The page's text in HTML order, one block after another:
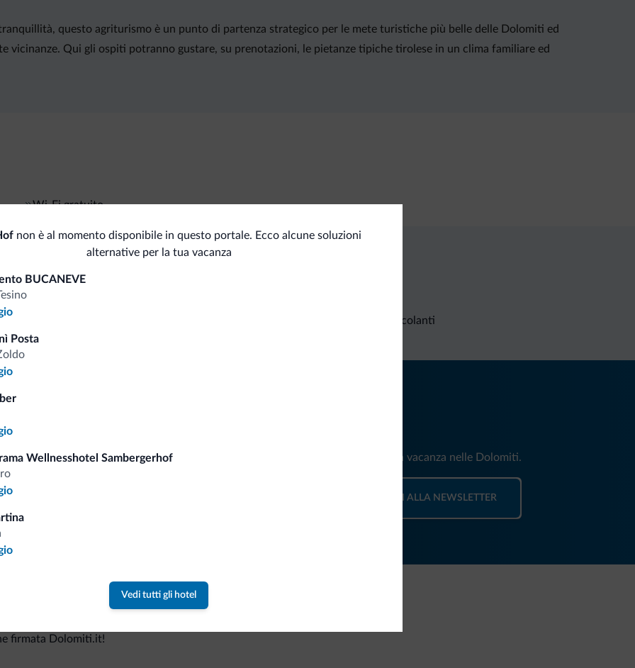
questo agriturismo è un punto di partenza strategico per le mete turistiche più belle delle Dolomiti ed
vicinanze. Qui gli ospiti potranno gustare, su prenotazioni, le pietanze tipiche tirolese in un clima familiare ed
Wi-Fi gratuito
non è al momento disponibile in questo portale. Ecco alcune soluzioni
alternative per la tua vacanza
BUCANEVE
Posta
Wellnesshotel Sambergerhof
Vedi tutti gli hotel
Richieste non vincolanti
Riceverai informazioni, offerte esclusive e news per la tua vacanza nelle Dolomiti.
ISCRIVITI ALLA NEWSLETTER
collezione
firmata Dolomiti.it!